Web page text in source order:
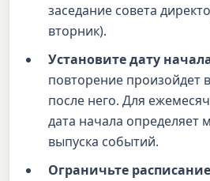
заседание совета
вторник).
Установите дату
повторение произойдет
после него. Для
дата начала определяет
выпуска событий.
Ограничьте